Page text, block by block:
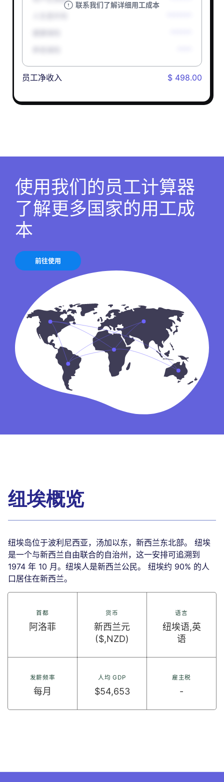
联系我们了解详细用工成本
员工净收入 $ 498.00
使用我们的员工计算器
了解更多国家的用工成
本
前往使用
纽埃概览
纽埃岛位于波利尼西亚，汤加以东，新西兰东北部。 纽埃
是一个与新西兰自由联合的自治州，这一安排可追溯到
1974 年 10 月。纽埃人是新西兰公民。 纽埃约 90% 的人
口居住在新西兰。
首都
阿洛菲
货币
新西兰元
($,NZD)
语言
纽埃语,英
语
发薪频率
每月
人均 GDP
$54,653
雇主税
-